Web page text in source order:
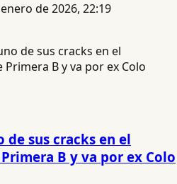
de 2026, 22:19
de sus cracks en el
B y va por ex Colo